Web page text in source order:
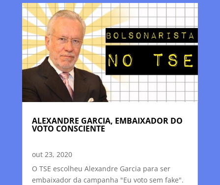
ALEXANDRE GARCIA, EMBAIXADOR DO
VOTO CONSCIENTE
out 23, 2020
O TSE escolheu Alexandre Garcia para ser
embaixador da campanha "Eu voto sem fake".